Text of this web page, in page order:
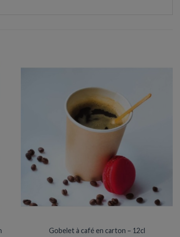
Gobelet à café en carton – 12cl